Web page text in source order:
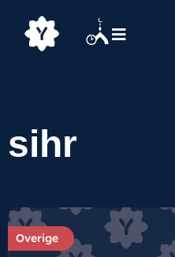
sihr
Overige